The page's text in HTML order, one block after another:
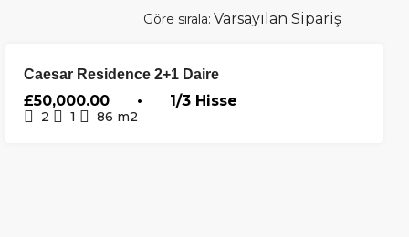
Göre sırala:
ÖN
PLANDA
SATILIK
Caesar Residence 2+1 Daire
£50,000.00 • 1/3 Hisse
2 1 86 m2